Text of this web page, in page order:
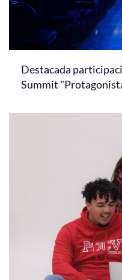
Destacada
Summit